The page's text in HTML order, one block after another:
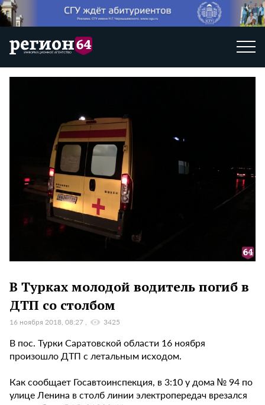
В Турках молодой водитель погиб в
ДТП со столбом
16 ноября 2018, 08:27 3425
В пос. Турки Саратовской области 16 ноября
произошло ДТП с летальным исходом.
Как сообщает Госавтоинспекция, в 3:10 у дома № 94 по
улице Ленина в столб линии электропередач врезался